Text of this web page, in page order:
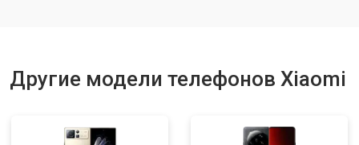
Другие модели телефонов Xiaomi